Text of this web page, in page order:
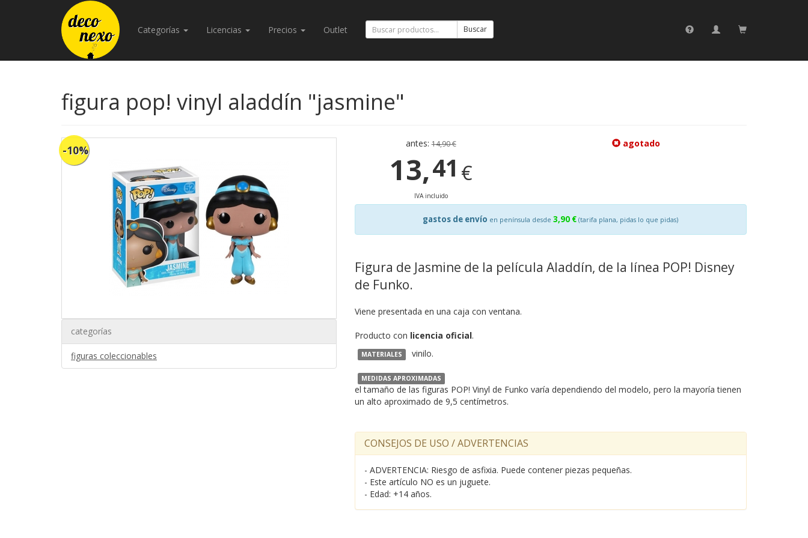
Categorías Licencias Precios Outlet Buscar
figura pop! vinyl aladdín "jasmine"
-10%
categorías
figuras coleccionables
antes:14,90 €
13,41 €
IVA incluido
agotado
gastos de envío en península desde 3,90 € (tarifa plana, pidas lo que pidas)
Figura de Jasmine de la película Aladdín, de la línea POP! Disney
de Funko.
Viene presentada en una caja con ventana.
Producto con licencia oficial.
MATERIALES vinilo.
MEDIDAS APROXIMADAS
el tamaño de las figuras POP! Vinyl de Funko varía dependiendo del modelo, pero la mayoría tienen
un alto aproximado de 9,5 centímetros.
CONSEJOS DE USO / ADVERTENCIAS
- ADVERTENCIA: Riesgo de asfixia. Puede contener piezas pequeñas.
- Este artículo NO es un juguete.
- Edad: +14 años.